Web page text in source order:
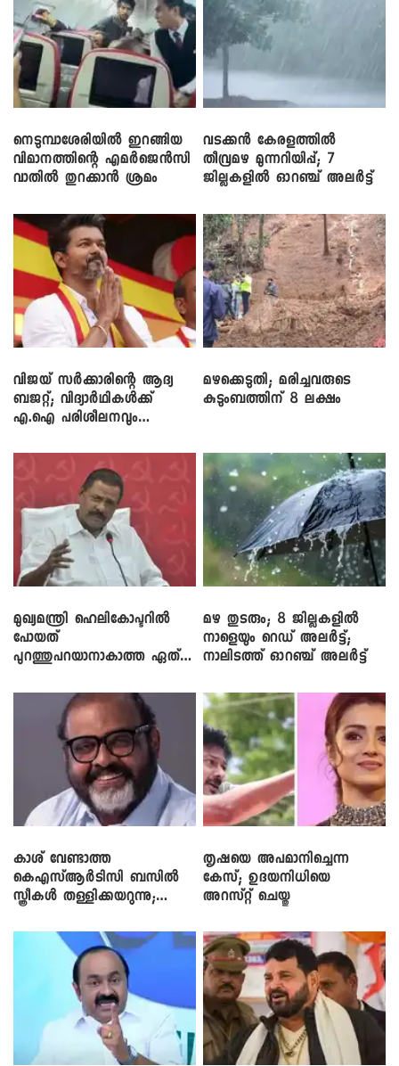
നെടുമ്പാശേരിയിൽ ഇറങ്ങിയ
വിമാനത്തിന്റെ എമർജെൻസി
വാതിൽ തുറക്കാൻ ശ്രമം
വടക്കൻ കേരളത്തിൽ
തീവ്രമഴ മുന്നറിയിപ്പ്; 7
ജില്ലകളിൽ ഓറഞ്ച് അലർട്ട്
വിജയ് സർക്കാരിന്റെ ആദ്യ
ബജറ്റ്; വിദ്യാർഥികൾക്ക്
എ.ഐ പരിശീലനവും
മഴക്കെടുതി; മരിച്ചവരുടെ
കുടുംബത്തിന് 8 ലക്ഷം
മുഖ്യമന്ത്രി ഹെലികോപ്ടറിൽ
പോയത്
പുറത്തുപറയാനാകാത്ത ഏത്
മഴ തുടരും; 8 ജില്ലകളിൽ
നാളെയും റെഡ് അലർട്ട്;
നാലിടത്ത് ഓറഞ്ച് അലർട്ട്
കാശ് വേണ്ടാത്ത
കെഎസ്ആർടിസി ബസിൽ
സ്ത്രീകൾ തള്ളിക്കയറുന്നു;
തൃഷയെ അപമാനിച്ചെന്ന
കേസ്; ഉദയനിധിയെ
അറസ്റ്റ് ചെയ്തു